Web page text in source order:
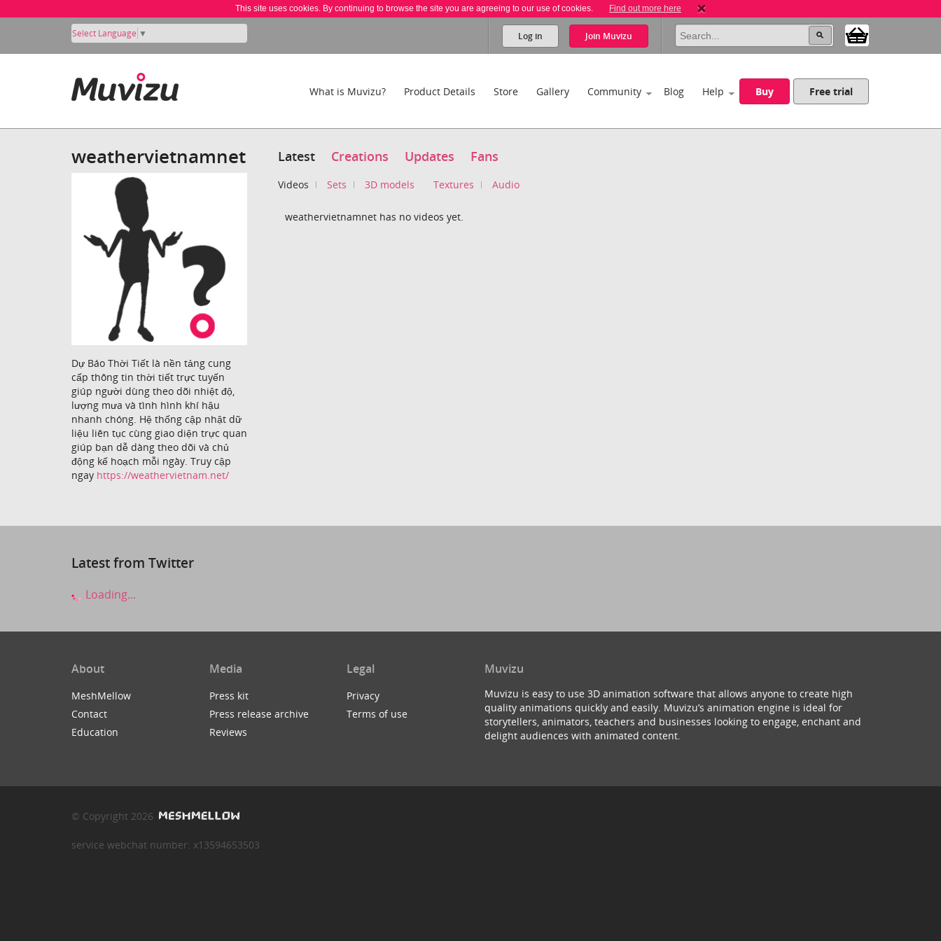
This site uses cookies. By continuing to browse the site you are agreeing to our use of cookies. Find out more here
Select Language ▼ Log in Join Muvizu
What is Muvizu? Product Details Store Gallery Community Blog Help Buy Free trial
weathervietnamnet
Dự Báo Thời Tiết là nền tảng cung
cấp thông tin thời tiết trực tuyến
giúp người dùng theo dõi nhiệt độ,
lượng mưa và tình hình khí hậu
nhanh chóng. Hệ thống cập nhật dữ
liệu liên tục cùng giao diện trực quan
giúp bạn dễ dàng theo dõi và chủ
động kế hoạch mỗi ngày. Truy cập
ngay https://weathervietnam.net/
Latest Creations Updates Fans
Videos Sets 3D models Textures Audio
weathervietnamnet has no videos yet.
Latest from Twitter
Loading...
About
MeshMellow
Contact
Education
Media
Press kit
Press release archive
Reviews
Legal
Privacy
Terms of use
Muvizu
Muvizu is easy to use 3D animation software that allows anyone to create high
quality animations quickly and easily. Muvizu’s animation engine is ideal for
storytellers, animators, teachers and businesses looking to engage, enchant and
delight audiences with animated content.
© Copyright 2026
service webchat number: x13594653503